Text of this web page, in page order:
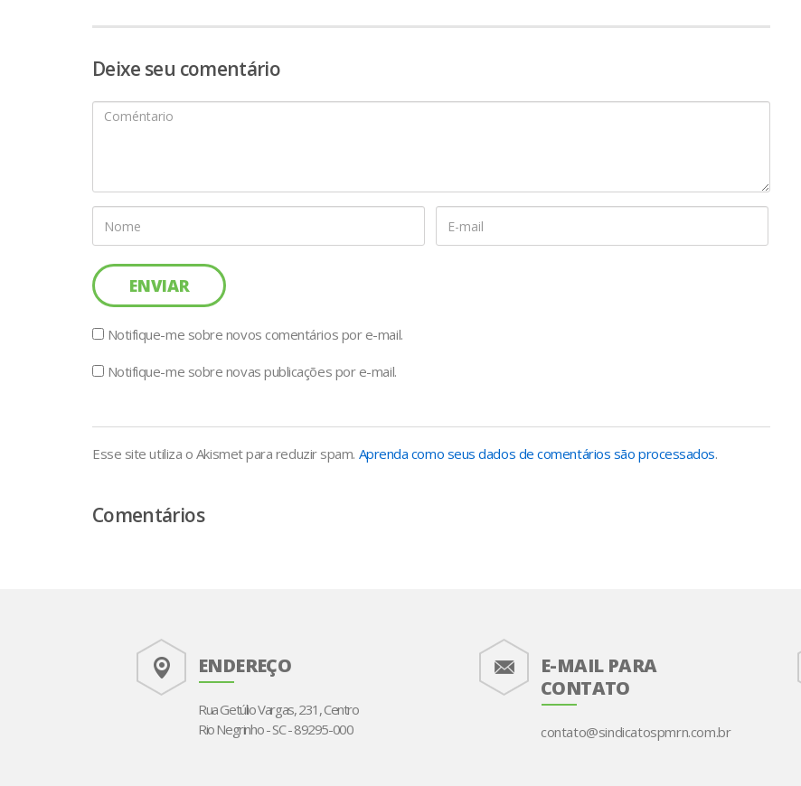
Deixe seu comentário
Notifique-me sobre novos comentários por e-mail.
Notifique-me sobre novas publicações por e-mail.
Esse site utiliza o Akismet para reduzir spam. Aprenda como seus dados de comentários são processados.
Comentários
ENDEREÇO
Rua Getúlio Vargas, 231, Centro
Rio Negrinho - SC - 89295-000
E-MAIL PARA
CONTATO
contato@sindicatospmrn.com.br